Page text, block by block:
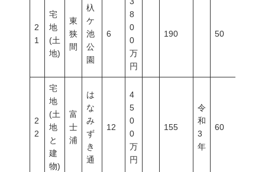
2
1
宅
地
(土
地)
東
狭
間
杁
ケ
池
公
園
6
8
0
0
万
円
190 50
2
2
宅
地
(土
地
と
建
物)
富
士
浦
は
な
み
ず
き
通
12
4
5
0
0
万
円
155
令
和
3
年
60